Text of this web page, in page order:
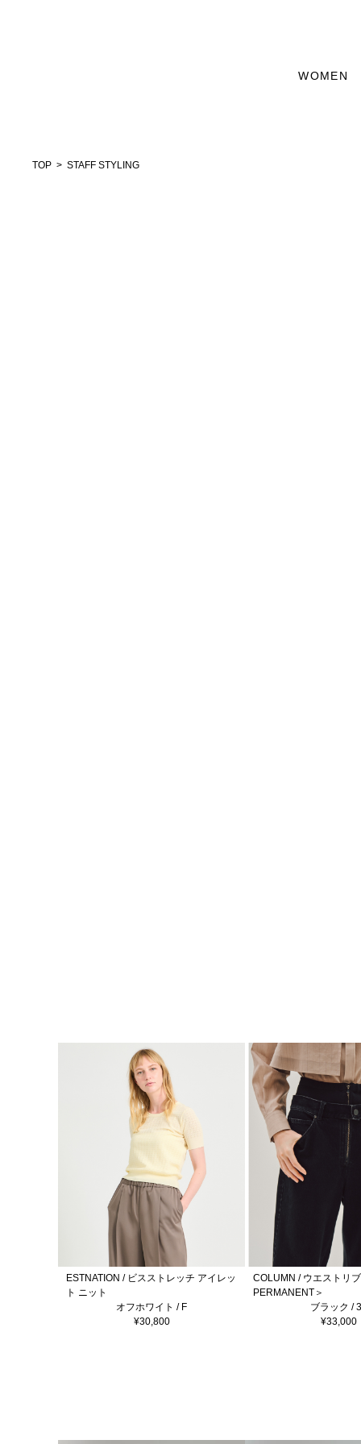
WOMEN
TOP STAFF STYLING
ESTNATION / ビスストレッチ アイレッ
ト ニット
オフホワイト / F
¥30,800
COLUMN / ウエストリ
PERMANENT＞
ブラック /
¥33,000